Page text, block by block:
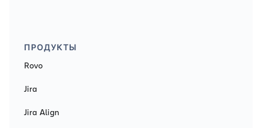
ПРОДУКТЫ
Rovo
Jira
Jira Align